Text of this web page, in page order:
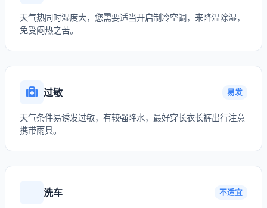
天气热同时湿度大，您需要适当开启制冷空调，来降温除湿，
免受闷热之苦。
过敏 易发
天气条件易诱发过敏，有较强降水，最好穿长衣长裤出行注意
携带雨具。
洗车 不适宜